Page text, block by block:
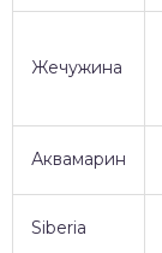
Жечужина
Аквамарин
Siberia